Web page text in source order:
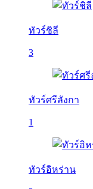
ทัวร์ชิลี
3
ทัวร์ศรีลังกา
1
ทัวร์อิหร่าน